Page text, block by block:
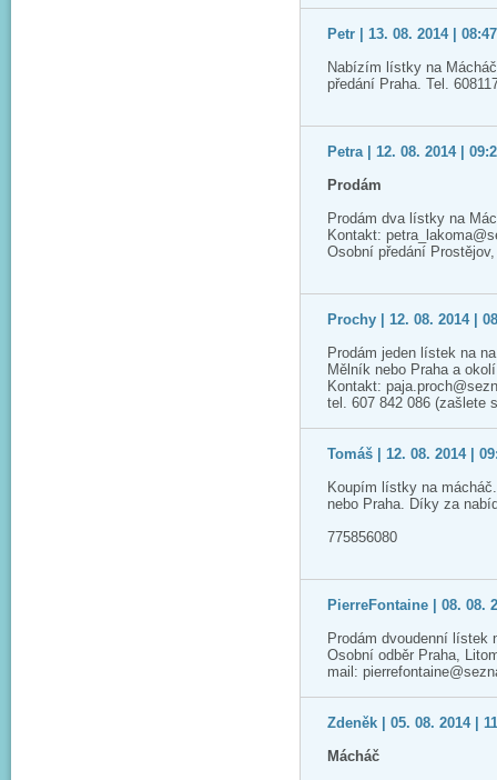
Petr | 13. 08. 2014 |
Nabízím lístky na
předání Praha. Tel.
Petra | 12. 08. 2014 |
Prodám
Prodám dva lístky na
Kontakt:
Osobní předání
Prochy | 12. 08. 2014 |
Prodám jeden lístek na
Mělník nebo Praha a
Kontakt:
tel. 607 842 086 (zašlete
Tomáš | 12. 08. 2014 |
Koupím lístky na
nebo Praha. Díky za
775856080
PierreFontaine | 08. 08.
Prodám dvoudenní lístek
Osobní odběr Praha,
mail:
Zdeněk | 05. 08. 2014 |
Mácháč